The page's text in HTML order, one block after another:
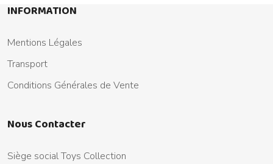
INFORMATION
Mentions Légales
Transport
Conditions Générales de Vente
Nous Contacter
Siège social Toys Collection